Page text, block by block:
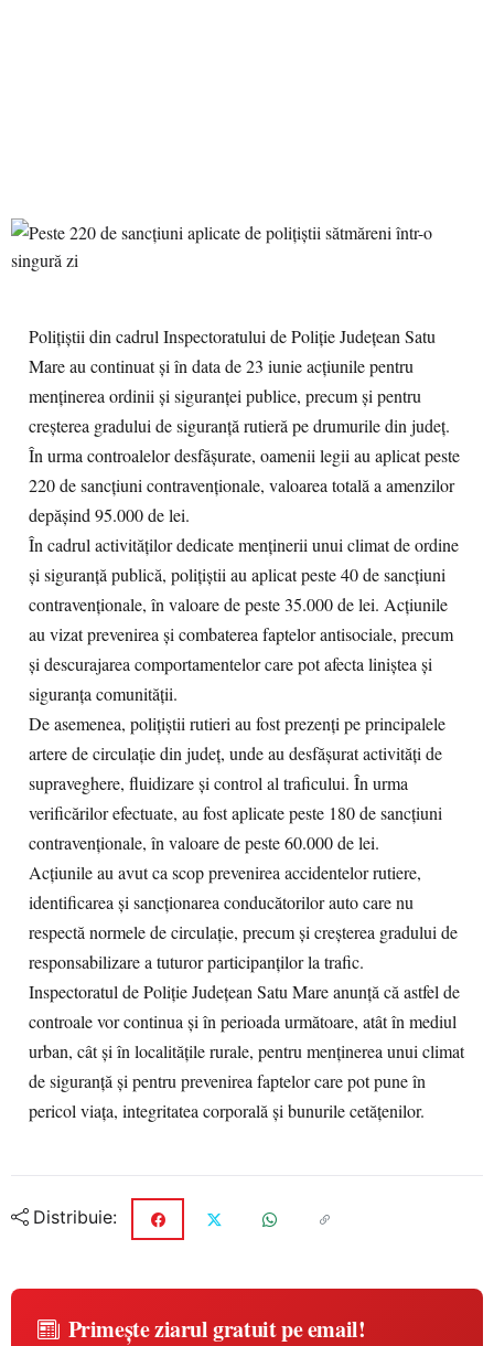
Polițiștii din cadrul Inspectoratului de Poliție Județean Satu
Mare au continuat și în data de 23 iunie acțiunile pentru
menținerea ordinii și siguranței publice, precum și pentru
creșterea gradului de siguranță rutieră pe drumurile din județ.
În urma controalelor desfășurate, oamenii legii au aplicat peste
220 de sancțiuni contravenționale, valoarea totală a amenzilor
depășind 95.000 de lei.
În cadrul activităților dedicate menținerii unui climat de ordine
și siguranță publică, polițiștii au aplicat peste 40 de sancțiuni
contravenționale, în valoare de peste 35.000 de lei. Acțiunile
au vizat prevenirea și combaterea faptelor antisociale, precum
și descurajarea comportamentelor care pot afecta liniștea și
siguranța comunității.
De asemenea, polițiștii rutieri au fost prezenți pe principalele
artere de circulație din județ, unde au desfășurat activități de
supraveghere, fluidizare și control al traficului. În urma
verificărilor efectuate, au fost aplicate peste 180 de sancțiuni
contravenționale, în valoare de peste 60.000 de lei.
Acțiunile au avut ca scop prevenirea accidentelor rutiere,
identificarea și sancționarea conducătorilor auto care nu
respectă normele de circulație, precum și creșterea gradului de
responsabilizare a tuturor participanților la trafic.
Inspectoratul de Poliție Județean Satu Mare anunță că astfel de
controale vor continua și în perioada următoare, atât în mediul
urban, cât și în localitățile rurale, pentru menținerea unui climat
de siguranță și pentru prevenirea faptelor care pot pune în
pericol viața, integritatea corporală și bunurile cetățenilor.
Distribuie:
Primește ziarul gratuit pe email!